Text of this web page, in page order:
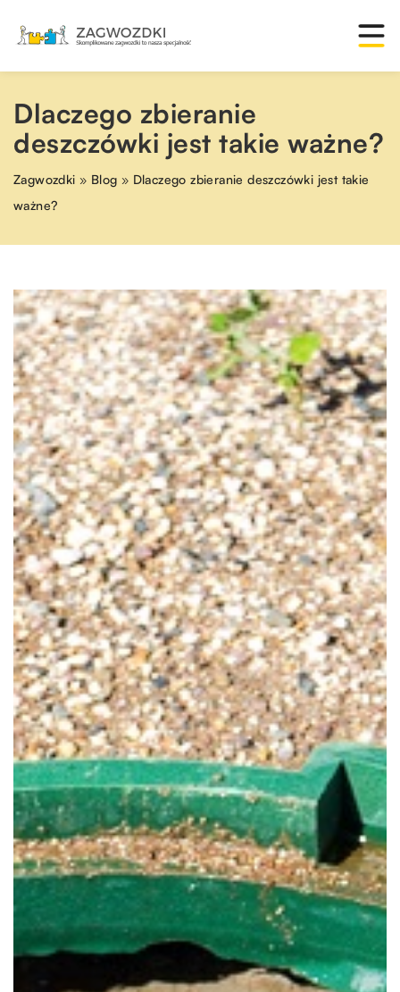
Dlaczego zbieranie
deszczówki jest takie ważne?
Zagwozdki » Blog » Dlaczego zbieranie deszczówki jest takie
ważne?